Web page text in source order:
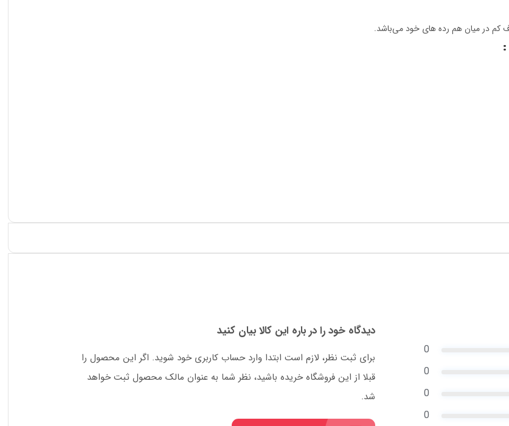
0
0
0
0
دیدگاه خود را در باره این کالا بیان کنید
برای ثبت نظر، لازم است ابتدا وارد حساب کاربری خود شوید. اگر این محصول را
قبلا از این فروشگاه خریده باشید، نظر شما به عنوان مالک محصول ثبت خواهد
شد.